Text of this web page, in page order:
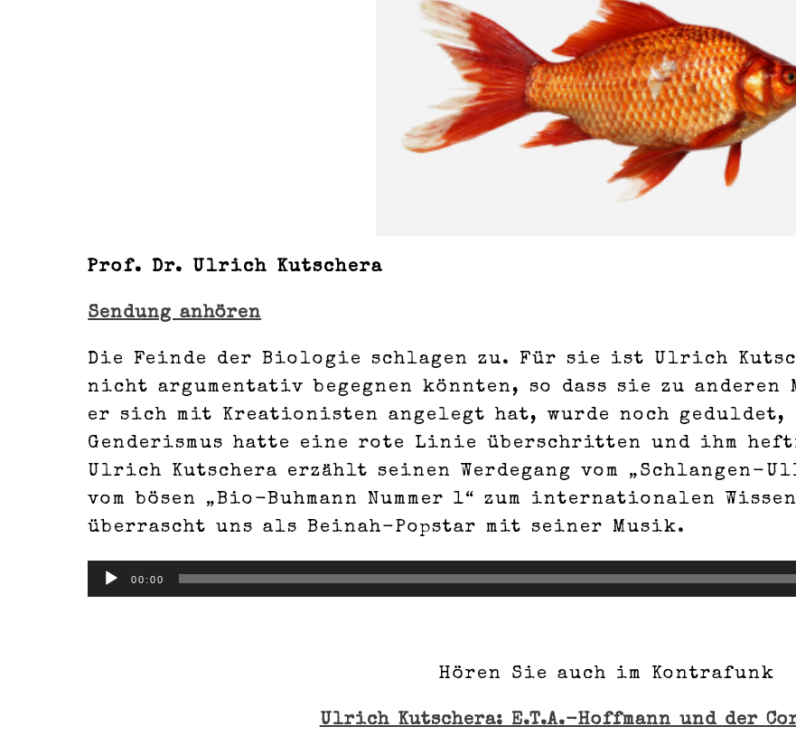
Prof. Dr. Ulrich Kutschera
Sendung anhören
Die Feinde der Biologie schlagen zu. Für sie ist Ulrich
nicht argumentativ begegnen könnten, so dass sie zu anderen
er sich mit Kreationisten angelegt hat, wurde noch geduldet,
Genderismus hatte eine rote Linie überschritten und ihm
Ulrich Kutschera erzählt seinen Werdegang vom „Schlangen-
vom bösen „Bio-Buhmann Nummer 1“ zum internationalen
überrascht uns als Beinah-Popstar mit seiner Musik.
Audio-
Player
00:00
Hören Sie auch im Kontrafunk
Ulrich Kutschera: E.T.A.-Hoffmann und der